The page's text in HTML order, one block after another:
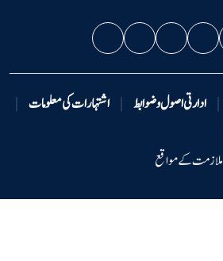
| ادارتی اصول و ضوابط | اشتہارات کی معلومات |
ملازمت کے مواقع